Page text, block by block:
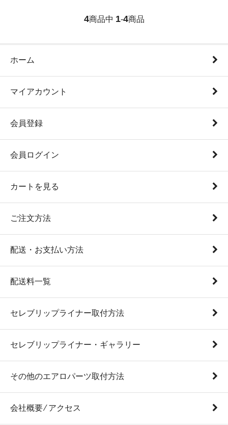
4商品中 1-4商品
ホーム
マイアカウント
会員登録
会員ログイン
カートを見る
ご注文方法
配送・お支払い方法
配送料一覧
セレブリップライナー取付方法
セレブリップライナー・ギャラリー
その他のエアロパーツ取付方法
会社概要 ⁄ アクセス